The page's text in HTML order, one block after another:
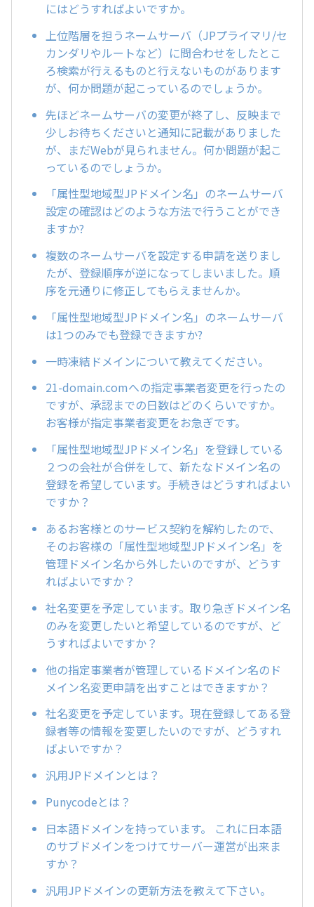
にはどうすればよいですか。
上位階層を担うネームサーバ（JPプライマリ/セ
カンダリやルートなど）に問合わせをしたとこ
ろ検索が行えるものと行えないものがあります
が、何か問題が起こっているのでしょうか。
先ほどネームサーバの変更が終了し、反映まで
少しお待ちくださいと通知に記載がありました
が、まだWebが見られません。何か問題が起こ
っているのでしょうか。
「属性型地域型JPドメイン名」のネームサーバ
設定の確認はどのような方法で行うことができ
ますか?
複数のネームサーバを設定する申請を送りまし
たが、登録順序が逆になってしまいました。順
序を元通りに修正してもらえませんか。
「属性型地域型JPドメイン名」のネームサーバ
は1つのみでも登録できますか?
一時凍結ドメインについて教えてください。
21-domain.comへの指定事業者変更を行ったの
ですが、承認までの日数はどのくらいですか。
お客様が指定事業者変更をお急ぎです。
「属性型地域型JPドメイン名」を登録している
２つの会社が合併をして、新たなドメイン名の
登録を希望しています。手続きはどうすればよい
ですか？
あるお客様とのサービス契約を解約したので、
そのお客様の「属性型地域型JPドメイン名」を
管理ドメイン名から外したいのですが、どうす
ればよいですか？
社名変更を予定しています。取り急ぎドメイン名
のみを変更したいと希望しているのですが、ど
うすればよいですか？
他の指定事業者が管理しているドメイン名のド
メイン名変更申請を出すことはできますか？
社名変更を予定しています。現在登録してある登
録者等の情報を変更したいのですが、どうすれ
ばよいですか？
汎用JPドメインとは？
Punycodeとは？
日本語ドメインを持っています。 これに日本語
のサブドメインをつけてサーバー運営が出来ま
すか？
汎用JPドメインの更新方法を教えて下さい。